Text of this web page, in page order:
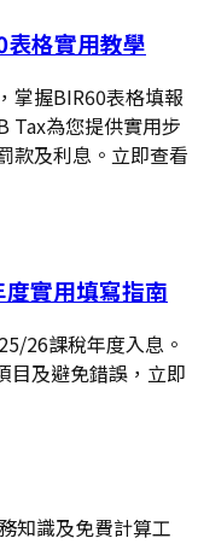
格實用教學
掌握BIR60表格填報
Tax為您提供實用步
款及利息。立即查看
實用填寫指南
26課稅年度入息。
目及避免錯誤，立即
知識及免費計算工